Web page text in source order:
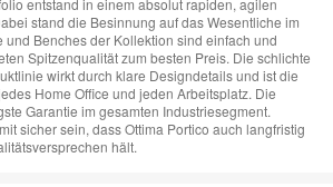
entstand in einem absolut rapiden, agilen
stand die Besinnung auf das Wesentliche im
und Benches der Kollektion sind einfach und
Spitzenqualität zum besten Preis. Die schlichte
wirkt durch klare Designdetails und ist die
Home Office und jeden Arbeitsplatz. Die
Garantie im gesamten Industriesegment.
sicher sein, dass Ottima Portico auch langfristig
hält.